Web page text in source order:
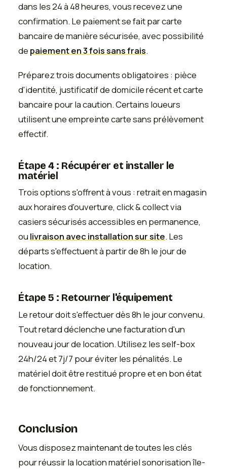
dans les 24 à 48 heures, vous recevez une
confirmation. Le paiement se fait par carte
bancaire de manière sécurisée, avec possibilité
de paiement en 3 fois sans frais.
Préparez trois documents obligatoires : pièce
d'identité, justificatif de domicile récent et carte
bancaire pour la caution. Certains loueurs
utilisent une empreinte carte sans prélèvement
effectif.
Étape 4 : Récupérer et installer le
matériel
Trois options s'offrent à vous : retrait en magasin
aux horaires d'ouverture, click & collect via
casiers sécurisés accessibles en permanence,
ou livraison avec installation sur site. Les
départs s'effectuent à partir de 8h le jour de
location.
Étape 5 : Retourner l'équipement
Le retour doit s'effectuer dès 8h le jour convenu.
Tout retard déclenche une facturation d'un
nouveau jour de location. Utilisez les self-box
24h/24 et 7j/7 pour éviter les pénalités. Le
matériel doit être restitué propre et en bon état
de fonctionnement.
Conclusion
Vous disposez maintenant de toutes les clés
pour réussir la location matériel sonorisation île-